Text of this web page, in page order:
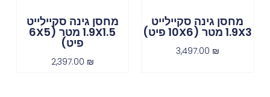
מחסן גינה סקיילייט
1.9X3 מטר (10X6 פיט)
3,497.00 ₪
מחסן גינה סקיילייט
1.9X1.5 מטר (6X5
פיט)
2,397.00 ₪